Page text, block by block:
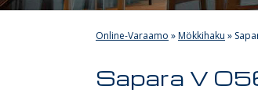
Online-Varaamo »Mökkihaku »
Sapara V